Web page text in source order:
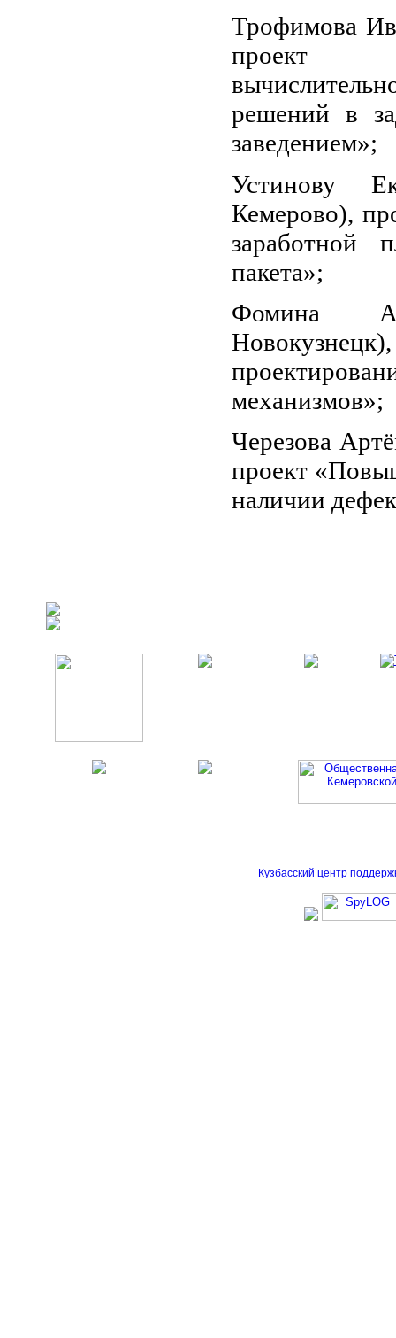
Трофимова
проект
решений в
заведением»;
Устинову
Кемерово),
заработной
пакета»;
Фомина
механизмов»;
Черезова
проект
наличии
Кузбасский центр